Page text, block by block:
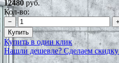
12480руб.
Кол-во:
−
+
Купить
Купить в один клик
Нашли дешевле? Сделаем